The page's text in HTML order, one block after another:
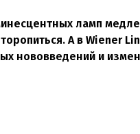
ламп
А в Wiener
нововведений и